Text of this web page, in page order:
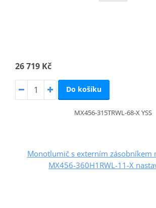
26 719 Kč
Do košíku
MX456-315TRWL-68-X YSS
Monotlumič s externím zásobníkem
MX456-360H1RWL-11-X